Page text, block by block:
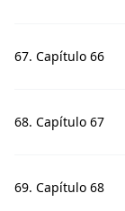
67. Capítulo 66
68. Capítulo 67
69. Capítulo 68